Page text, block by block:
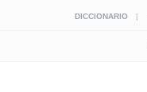
DICCIONARIO